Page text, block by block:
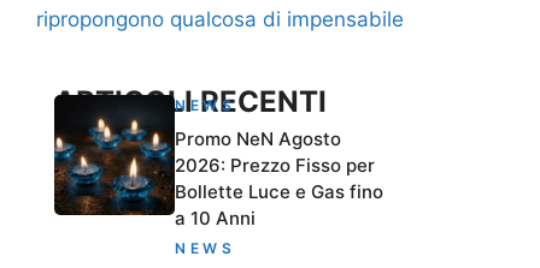
ripropongono qualcosa di impensabile
ARTICOLI RECENTI
NEWS
Promo NeN Agosto
2026: Prezzo Fisso per
Bollette Luce e Gas fino
a 10 Anni
NEWS